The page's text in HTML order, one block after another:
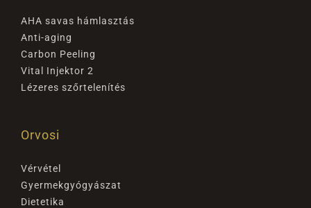
AHA savas hámlasztás
Anti-aging
Carbon Peeling
Vital Injektor 2
Lézeres szőrtelenítés
Orvosi
Vérvétel
Gyermekgyógyászat
Dietetika